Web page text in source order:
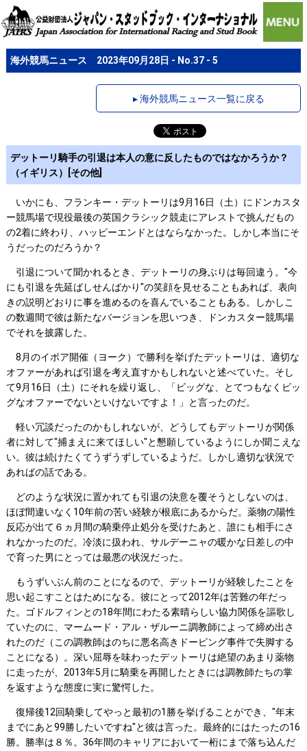
海外競馬ニュース 2023年09月28日 - No.37 - 5
▸ 海外競馬ニュース一覧に戻る
デットーリ騎手の引退は本人の意に反したものではなかろうか？
（イギリス）[その他]
いかにも、フランキー・デットーリは9月16日（土）にドンカスタ
ー競馬場で現役最後の英国クラシック競走にアレストで挑んだもの
の2着に終わり、ハッピーエンドとはならなかった。しかし本当にそ
うだったのだろうか？
引退について聞かれるとき、デットーリの身ぶりは毎回違う。"今
にも引退を先延ばしせんばかり"の笑顔を見せることもあれば、表向
きの説明どおりに事を進めるのを喜んでいることもある。しかしこ
の数週間で彼は新たなバージョンを思いつき、ドンカスター競馬場
でそれを披露した。
8月のイボア開催（ヨーク）で勝利を挙げたデットーリは、適切な
オファーがあれば引退を考え直すかもしれないと述べていた。そし
て9月16日（土）にそれを繰り返し、「ビッグな、とてつもなくビッ
グなオファーでないといけないですよ！」と言ったのだ。
軽い冗談だったのかもしれないが、どうしてもデットーリが関係
者に対して"捕まえに来てほしい"と懇願しているようにしか聞こえな
い。彼は続けたくてうずうずしているようだ。しかし適切な状況で
あればの話である。
どのような状況に置かれても引退の決意を覆そうとしないのは、
ほぼ間違いなく10年前の苦い経験が根底にあるからだ。薬物の陽性
反応が出て６ヵ月間の騎乗停止処分を受けたあと、誰にも相手にさ
れなかったのだ。冷淡に扱われ、サルデーニャの暖かな日差しの中
で育った男にとっては最悪の状況だった。
もうずいぶん前のことになるので、デットーリが経験したことを
思い起こすことはためになる。彼にとって2012年は苦難の年だっ
た。ゴドルフィンとの18年間にわたる素晴らしい協力関係を謳歌し
ていたのに、マームード・アル・ザルーニ調教師によって締め出さ
れたのだ（この調教師はのちに悪名高きドーピング事件で失脚する
ことになる）。深い屈辱を味わったデットーリは絶望のあまり薬物
に走ったが、2013年5月に騎乗を再開したときには調教師たちの掌
を返すような態度に実に驚愕した。
復帰後12回騎乗してやっと最初の1勝を挙げることができ、"年末
までにあと99勝したいですね"と彼は言った。最終的にはたったの16
勝。勝率は８％。36年間のキャリアにおいて一桁にまで落ち込んだ